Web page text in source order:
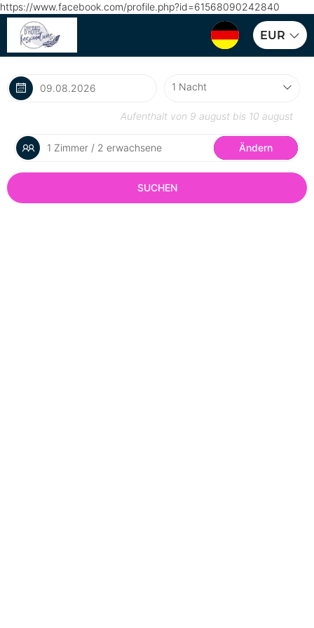
https://www.facebook.com/profile.php?id=61568090242840
EUR
Aufenthalt von 9 august bis 10 august
1 Zimmer / 2 erwachsene Ändern